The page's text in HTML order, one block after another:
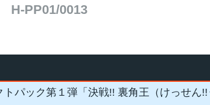
H-PP01/0013
パック第１弾「決戦!! 裏角王（けっせん